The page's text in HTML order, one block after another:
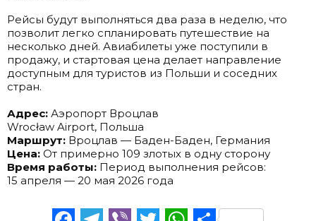
Рейсы будут выполняться два раза в неделю, что
позволит легко спланировать путешествие на
несколько дней. Авиабилеты уже поступили в
продажу, и стартовая цена делает направление
доступным для туристов из Польши и соседних
стран.
Адрес: Аэропорт Вроцлав
Wrocław Airport, Польша
Маршрут: Вроцлав — Баден-Баден, Германия
Цена: От примерно 109 злотых в одну сторону
Время работы: Период выполнения рейсов:
15 апреля — 20 мая 2026 года